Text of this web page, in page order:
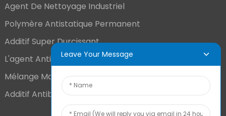
Agent De Nettoyage Industriel
Polymère Antistatique Permanent
Additif Super Durcissant
L'agent Antistatique Longue Durée
Mélange Maître VCI
Additif Antibuée Ajouté En Interne
Leave Your Message